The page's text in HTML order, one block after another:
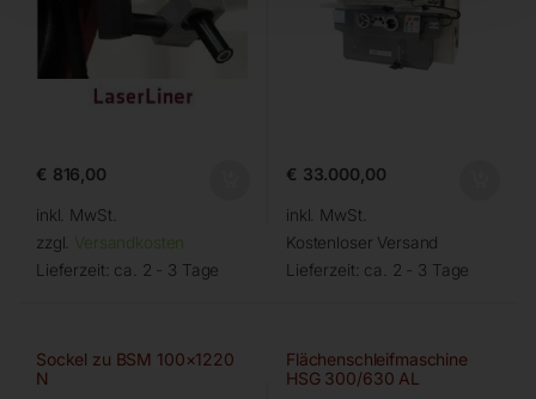
€ 816,00
inkl. MwSt.
zzgl. Versandkosten
Lieferzeit: ca. 2 - 3 Tage
€ 33.000,00
inkl. MwSt.
Kostenloser Versand
Lieferzeit: ca. 2 - 3 Tage
Sockel zu BSM 100×1220
N
Flächenschleifmaschine
HSG 300/630 AL